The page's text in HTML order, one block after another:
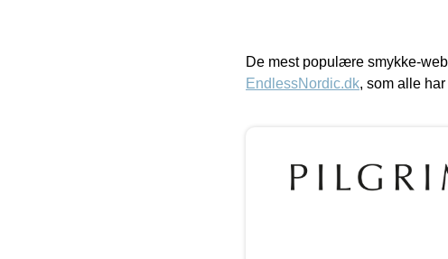
De mest populære smykke-
EndlessNordic.dk, som alle